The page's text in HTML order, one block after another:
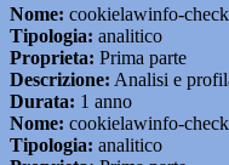
Nome: cookielawinfo-
Tipologia: analitico
Proprieta: Prima parte
Descrizione: Analisi e
Durata: 1 anno
Nome: cookielawinfo-
Tipologia: analitico